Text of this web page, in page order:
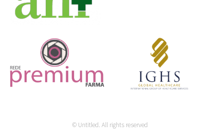
© Untitled. All rights reserved